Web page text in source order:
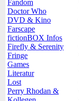
Fandom
Doctor Who
DVD & Kino
Farscape
fictionBOX Infos
Firefly & Serenity
Fringe
Games
Literatur
Lost
Perry Rhodan &